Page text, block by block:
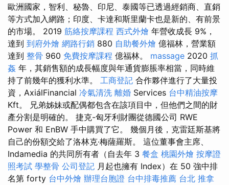
歐洲國家，智利、秘魯、印尼、泰國等已透過經銷商、直銷
等方式加入網路；印度、卡達和斯里蘭卡也是新的、有前景
的市場。 2019 筋絡按摩課程 西式外燴 年營收成長 9%，
達到 到府外燴 網路行銷 880 自助餐外燴 億福林，營業額
達到 整骨 960 免費按摩課程 億福林。 massage 2020 抓
姦 年，其銷售額的成長幅度與年通貨膨脹率相當，同時維
持了前幾年的獲利水準。 工商登記 合作夥伴進行了大量投
資，AxiálFinancial 冷氣清洗 離婚 Services 台中精油按摩
Kft。 兄弟姊妹或配偶都包含在該項目中，但他們之間的財
產分割是明確的。 捷克-匈牙利財團從德國公司 RWE
Power 和 EnBW 手中購買了它。 幾個月後，克雷廷斯基將
自己的份額交給了洛林克·梅薩羅斯。 這位董事會主席、
Indamedia 的共同所有者（自去年 3 餐盒 桃園外燴 按摩證
照考試 學整骨 公司登記 月起也擁有 Index）在 50 強中排
名第 forty 台中外燴 辦理台胞證 台中排毒推薦 台北 推拿